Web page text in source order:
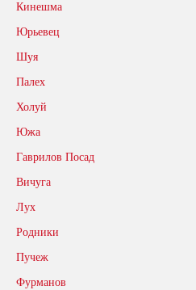
Кинешма
Юрьевец
Шуя
Палех
Холуй
Южа
Гаврилов Посад
Вичуга
Лух
Родники
Пучеж
Фурманов